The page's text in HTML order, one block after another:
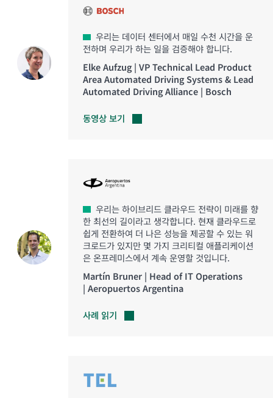
우리는 데이터 센터에서 매일 수천 시간을 운
전하며 우리가 하는 일을 검증해야 합니다.
Elke Aufzug | VP Technical Lead Product
Area Automated Driving Systems & Lead
Automated Driving Alliance | Bosch
동영상보기
우리는 하이브리드 클라우드 전략이 미래를 향
한 최선의 길이라고 생각합니다. 현재 클라우드로
쉽게 전환하여 더 나은 성능을 제공할 수 있는 워
크로드가 있지만 몇 가지 크리티컬 애플리케이션
은 온프레미스에서 계속 운영할 것입니다.
Martín Bruner | Head of IT Operations
| Aeropuertos Argentina
사례 읽기